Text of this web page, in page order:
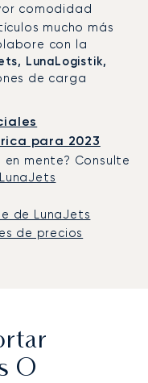
comodidad
mucho más
con la
LunaLogistik,
de carga
para 2023
mente? Consulte
de LunaJets
de precios
O